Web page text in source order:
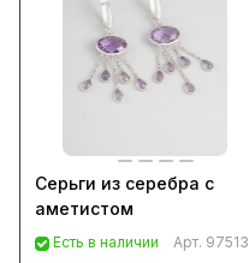
Серьги из серебра с
аметистом
Есть в наличии Арт. 97513